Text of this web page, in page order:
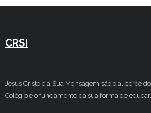
CRSI
Jesus Cristo e a Sua Mensagem são o alicerce
Colégio e o fundamento da sua forma de educar.